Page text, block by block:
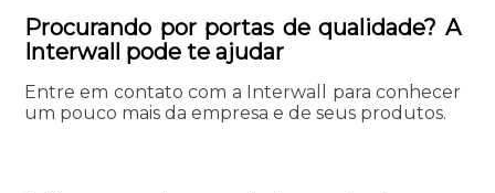
Procurando por portas de qualidade? A
Interwall pode te ajudar
Entre em contato com a Interwall para conhecer
um pouco mais da empresa e de seus produtos.